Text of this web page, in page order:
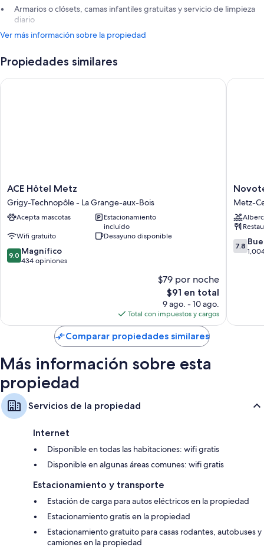
Armarios o clósets, camas infantiles gratuitas y servicio de limpieza
diario
Ver más información sobre la propiedad
Propiedades similares
ACE
Hôtel
Metz
Grigy-
-
La
Grange-
ACE Hôtel Metz
Grigy-Technopôle - La Grange-aux-Bois
Acepta mascotas
Estacionamiento
incluido
Wifi gratuito
Desayuno disponible
9.0
de
9.0 Magnífico
434 opiniones
$79 por noche
El
precio
actual
es
de
$91
$91 en total
9 ago. - 10 ago.
Total con impuestos y cargos
ACE Hôtel Metz
Novotel
Metz
Centre
Metz-
Centre–
Ville
Metz-
7.8
de
7.8
Novotel
Comparar propiedades similares
Más información sobre esta
propiedad
Servicios de la propiedad
Internet
Disponible en todas las habitaciones: wifi gratis
Disponible en algunas áreas comunes: wifi gratis
Estacionamiento y transporte
Estación de carga para autos eléctricos en la propiedad
Estacionamiento gratis en la propiedad
Estacionamiento gratuito para casas rodantes, autobuses y
camiones en la propiedad